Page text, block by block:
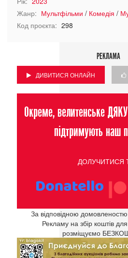
Жанр: Мультфільми / Комедія /
Код проєкта: 298
РЕКЛАМА
ДИВИТИСЯ ОНЛАЙН
Окреме, велитенське
підтримують наш
ДОЛУЧИТИСЯ
За відповідною домовленостю
Рекламу на збір коштів
розміщуємо